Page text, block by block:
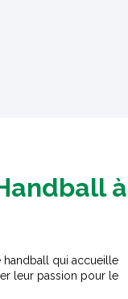
à
handball qui accueille
leur passion pour le